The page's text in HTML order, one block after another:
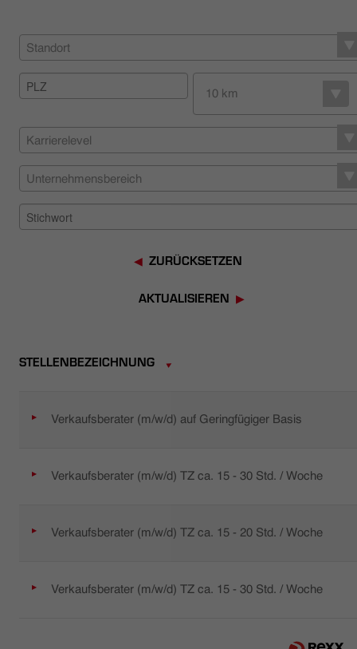
NACHHALTIGKEIT
HÄNDLERSUCHE
Standort
10 km
Karrierelevel
Unternehmensbereich
ZURÜCKSETZEN
AKTUALISIEREN
STELLENBEZEICHNUNG
Verkaufsberater (m/w/d) auf Geringfügiger Basis
Verkaufsberater (m/w/d) TZ ca. 15 - 30 Std. / Woche
Verkaufsberater (m/w/d) TZ ca. 15 - 20 Std. / Woche
Verkaufsberater (m/w/d) TZ ca. 15 - 30 Std. / Woche